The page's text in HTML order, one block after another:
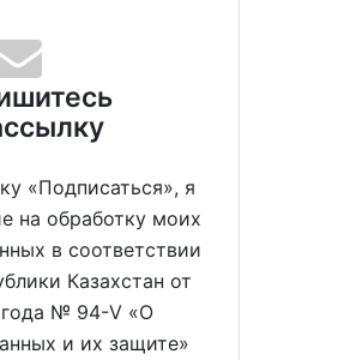
«Подписаться», я
на обработку моих
в соответствии
Казахстан от
года № 94-V «О
и их защите»